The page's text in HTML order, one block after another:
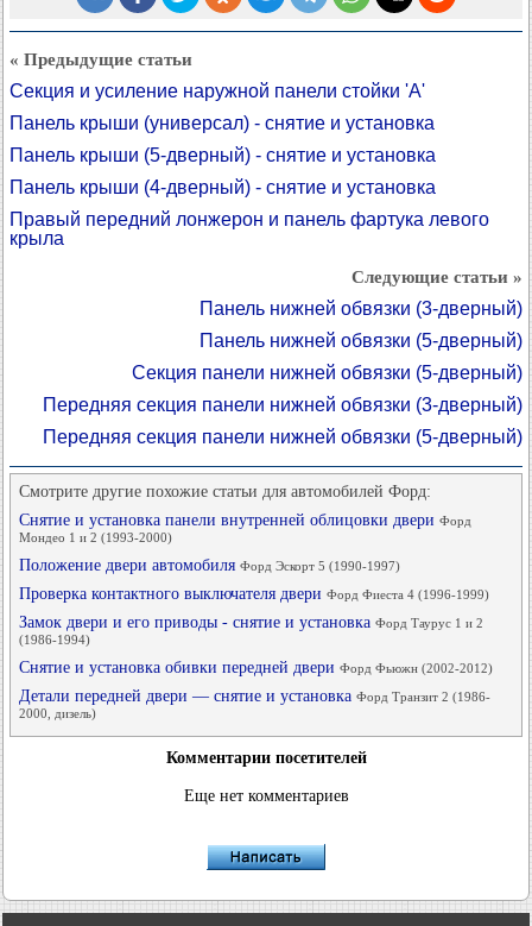
« Предыдущие статьи
Секция и усиление наружной панели стойки 'A'
Панель крыши (универсал) - снятие и установка
Панель крыши (5-дверный) - снятие и установка
Панель крыши (4-дверный) - снятие и установка
Правый передний лонжерон и панель фартука левого
крыла
Следующие статьи »
Панель нижней обвязки (3-дверный)
Панель нижней обвязки (5-дверный)
Секция панели нижней обвязки (5-дверный)
Передняя секция панели нижней обвязки (3-дверный)
Передняя секция панели нижней обвязки (5-дверный)
Смотрите другие похожие статьи для автомобилей Форд:
Снятие и установка панели внутренней облицовки двери Форд
Мондео 1 и 2 (1993-2000)
Положение двери автомобиля Форд Эскорт 5 (1990-1997)
Проверка контактного выключателя двери Форд Фиеста 4 (1996-1999)
Замок двери и его приводы - снятие и установка Форд Таурус 1 и 2
(1986-1994)
Снятие и установка обивки передней двери Форд Фьюжн (2002-2012)
Детали передней двери — снятие и установка Форд Транзит 2 (1986-
2000, дизель)
Комментарии посетителей
Еще нет комментариев